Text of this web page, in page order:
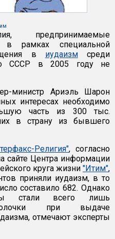
предпринимаемые
в рамках специальной
в иудаизмсреди
СССР в 2005 году не
министр Ариэль Шарон
интересах необходимо
часть из 300 тыс.
в страну из бывшего
Религия", согласно
сайте Центра информации
круга жизни "Итим",
приняли иудаизм, в то
составило 682. Однако
стали всего лишь
при выдаче
отмечают эксперты